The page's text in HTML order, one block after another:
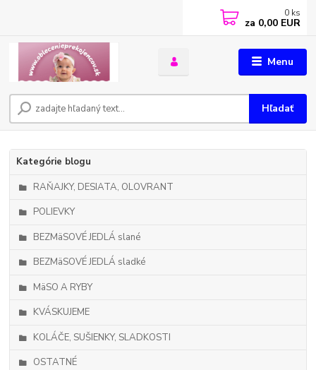
Menu
Hľadať
0 ks
za 0,00 EUR
Kategórie blogu
RAŇAJKY, DESIATA, OLOVRANT
POLIEVKY
BEZMäSOVÉ JEDLÁ slané
BEZMäSOVÉ JEDLÁ sladké
MäSO A RYBY
KVÁSKUJEME
KOLÁČE, SUŠIENKY, SLADKOSTI
OSTATNÉ